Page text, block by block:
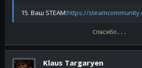
15. Ваш STEAM:https://
Спасибо...
Klaus Targaryen